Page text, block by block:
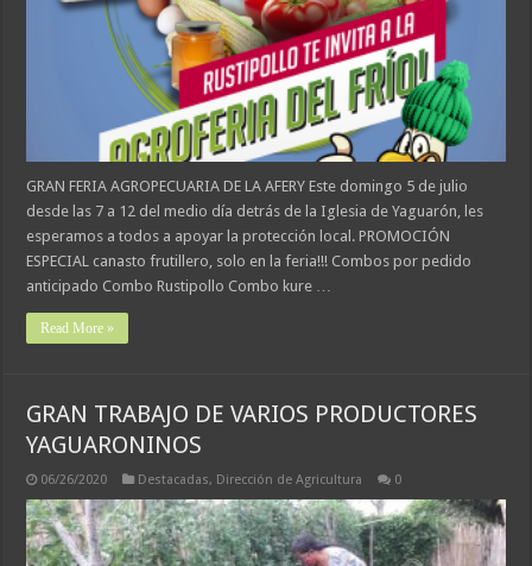
GRAN FERIA AGROPECUARIA DE LA AFERY Este domingo 5 de julio
desde las 7 a 12 del medio día detrás de la Iglesia de Yaguarón, les
esperamos a todos a apoyar la protección local. PROMOCIÓN
ESPECIAL canasto frutillero, solo en la feria!!! Combos por pedido
anticipado Combo Rustipollo Combo kure …
Read More »
GRAN TRABAJO DE VARIOS PRODUCTORES
YAGUARONINOS
06/26/2020 Destacadas, Dirección de Agricultura 0